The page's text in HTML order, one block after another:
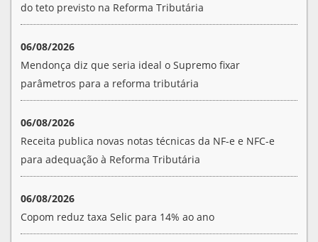
do teto previsto na Reforma Tributária
06/08/2026
Mendonça diz que seria ideal o Supremo fixar
parâmetros para a reforma tributária
06/08/2026
Receita publica novas notas técnicas da NF-e e NFC-e
para adequação à Reforma Tributária
06/08/2026
Copom reduz taxa Selic para 14% ao ano